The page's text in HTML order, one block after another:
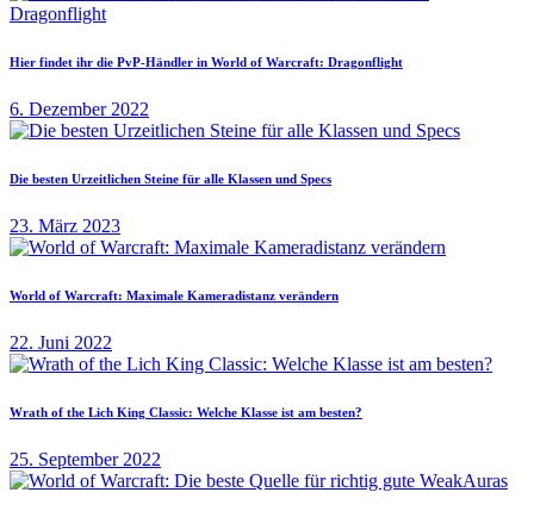
Hier findet ihr die PvP-Händler in World of Warcraft: Dragonflight
6. Dezember 2022
Die besten Urzeitlichen Steine für alle Klassen und Specs
23. März 2023
World of Warcraft: Maximale Kameradistanz verändern
22. Juni 2022
Wrath of the Lich King Classic: Welche Klasse ist am besten?
25. September 2022